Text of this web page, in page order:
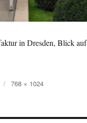
in Dresden, Blick
Originalgröße
768 × 1024